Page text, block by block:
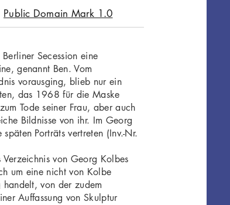
Public Domain Mark 1.0
Secession eine
genannt Ben. Vom
vorausging, blieb nur ein
das 1968 für die Maske
Tode seiner Frau, aber auch
Bildnisse von ihr. Im Georg
Porträts vertreten (Inv.-Nr.
von Georg Kolbes
um eine nicht von Kolbe
von der zudem
Auffassung von Skulptur